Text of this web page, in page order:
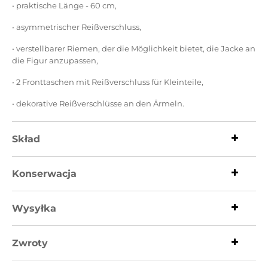
• praktische Länge - 60 cm,
• asymmetrischer Reißverschluss,
• verstellbarer Riemen, der die Möglichkeit bietet, die Jacke an
die Figur anzupassen,
• 2 Fronttaschen mit Reißverschluss für Kleinteile,
• dekorative Reißverschlüsse an den Ärmeln.
Skład
Konserwacja
Wysyłka
Zwroty